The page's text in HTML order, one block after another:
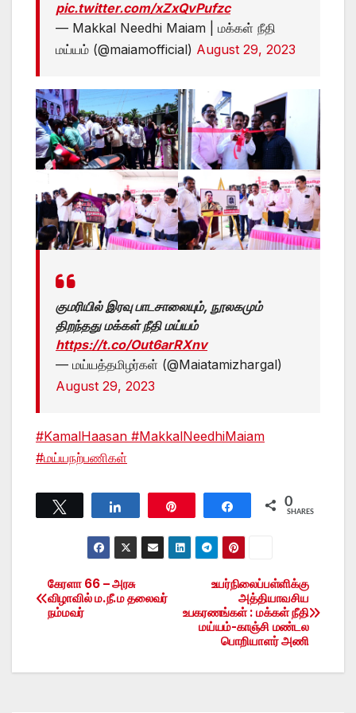
pic.twitter.com/xZxQvPufzc
— Makkal Needhi Maiam | மக்கள் நீதி
மய்யம் (@maiamofficial) August 29, 2023
குமரியில் இரவு பாடசாலையும், நூலகமும்
திறந்தது மக்கள் நீதி மய்யம்
https://t.co/Out6arRXnv
— மய்யத்தமிழர்கள் (@Maiatamizhargal)
August 29, 2023
#KamalHaasan #MakkalNeedhiMaiam
#மய்யநற்பணிகள்
Share 0
SHARES
Post
navigation
உயர்நிலைப்பள்ளிக்கு
அத்தியாவசிய
உபகரணங்கள் : மக்கள் நீதி
மய்யம்-காஞ்சி மண்டல
பொறியாளர் அணி
கேரளா 66 – அரசு
விழாவில் ம.நீ.ம தலைவர்
நம்மவர்